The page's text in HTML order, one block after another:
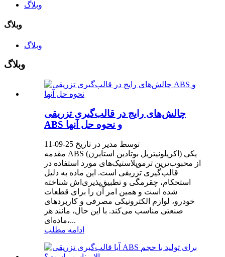
وبلاگ
وبلاگ
وبلاگ
وبلاگ
چالش‌های رایج در قالب‌گیری تزریقی
ABS و نحوه حل آنها
توسط مدیر در تاریخ 25-09-11
مقدمه ABS (اکریلونیتریل بوتادین استایرن) یکی
از محبوب‌ترین ترموپلاستیک‌های مورد استفاده در
قالب‌گیری تزریقی است. این ماده به دلیل
استحکام، چقرمگی و تطبیق‌پذیری‌اش شناخته
شده است و همین امر آن را برای قطعات
خودرو، لوازم الکترونیکی مصرفی و کاربردهای
صنعتی مناسب می‌کند. با این حال، مانند هر
ماده‌ای،...
ادامه مطلب